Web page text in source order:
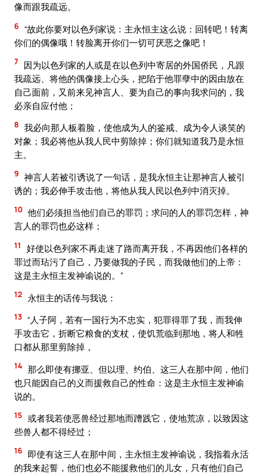
像而跟我疏远。
6 “故此你要对以色列家说：主永恒主这么说：回转吧！转离
你们的偶像哦！转脸离开你们一切可厌恶之像吧！
7 因为以色列家的人或是在以色列中寄居的外国侨民，凡跟
我疏远、将他的偶像接上心头，把陷于他罪孽中的因由放在
自己面前，又前来见神言人、要为自己的事向我求问的，我
必亲自应付他；
8 我必向那人板着脸，使他成为人的鉴戒、成为令人谈笑的
对象；我必将他从我人民中剪除掉；你们就知道我乃是永恒
主。
9 神言人若被引诱说了一句话，是我永恒主让那神言人被引
诱的；我必伸手攻击他，将他从我人民以色列中消灭掉。
10 他们必须担当他们自己的罪罚；求问的人的罪罚怎样，神
言人的罪罚也必这样；
11
好使以色列家不再走迷了路而离开我，不再因他们各样的
罪过而玷污了自己，乃要做我的子民，而我做他们的上帝：
这是主永恒主发神谕说的。”
12 永恒主的话传与我说：
13 “人子阿，若有一国行为不忠实，犯罪得罪了我，而我伸
手攻击它，折断它粮食的支杖，使饥荒临到那地，将人和牲
口都从那里剪除掉，
14 那么即使有挪亚、但以理、约伯、这三人在那中间，他们
也只能因自己的义而援救自己的性命：这是主永恒主发神谕
说的。
15 或者我若使恶兽经过那地而蹧践它，使地荒凉，以致因这
些兽人都不得经过；
16 即使有这三人在那中间，主永恒主发神谕说，我指着永活
的我来起誓，他们也必不能援救他们的儿女，只有他们自己